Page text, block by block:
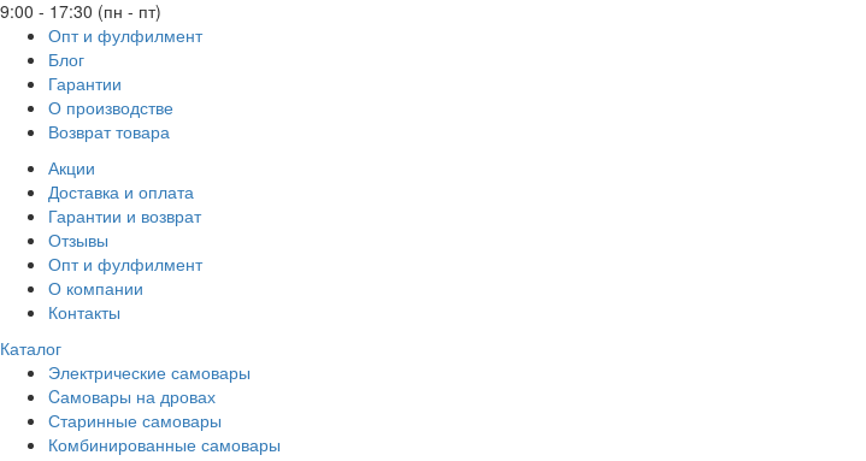
9:00 - 17:30 (пн - пт)
Опт и фулфилмент
Блог
Гарантии
О производстве
Возврат товара
Акции
Доставка и оплата
Гарантии и возврат
Отзывы
Опт и фулфилмент
О компании
Контакты
Каталог
Электрические самовары
Cамовары на дровах
Старинные самовары
Комбинированные самовары